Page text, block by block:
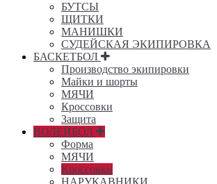
БУТСЫ
ЩИТКИ
МАНИШКИ
СУДЕЙСКАЯ ЭКИПИРОВКА
БАСКЕТБОЛ
Производство экипировки
Майки и шорты
МЯЧИ
Кроссовки
Защита
ВОЛЕЙБОЛ
Форма
МЯЧИ
Кроссовки
НАРУКАВНИКИ